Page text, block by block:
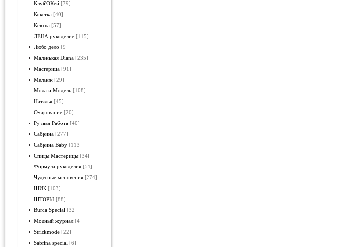
Клуб'ОКей [79]
Кокетка [40]
Ксюша [57]
ЛЕНА рукоделие [115]
Любо дело [9]
Маленькая Diana [235]
Мастерица [91]
Меланж [29]
Мода и Модель [108]
Наталья [45]
Очарование [20]
Ручная Работа [40]
Сабрина [277]
Сабрина Baby [113]
Спицы Мастерицы [34]
Формула рукоделия [54]
Чудесные мгновения [274]
ШИК [103]
ШТОРЫ [88]
Burda Special [32]
Модный журнал [4]
Strickmode [22]
Sabrina special [6]